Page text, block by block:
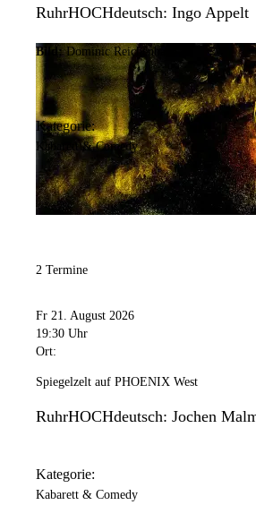
RuhrHOCHdeutsch: Ingo Appelt
Bild: Dominic Reichenbach
Kategorie:
Kabarett & Comedy
2 Termine
Fr 21. August 2026
19:30 Uhr
Ort:
Spiegelzelt auf PHOENIX West
RuhrHOCHdeutsch: Jochen
Kategorie:
Kabarett & Comedy